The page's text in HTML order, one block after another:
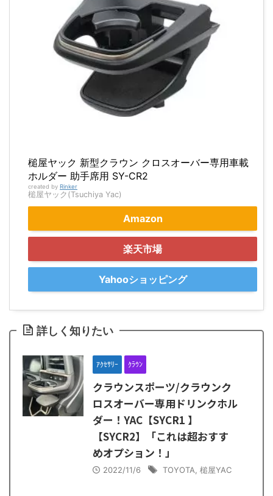
槌屋ヤック 新型クラウン クロスオーバー専用車載
ホルダー 助手席用 SY-CR2
created by Rinker
槌屋ヤック(Tsuchiya Yac)
Amazon
楽天市場
Yahooショッピング
詳しく知りたい
ｱｸｾｻﾘｰ ｸﾗｳﾝ
クラウンスポーツ/クラウンク
ロスオーバー専用ドリンクホル
ダー！YAC【SYCR1 】
【SYCR2】「これは超おすす
めオプション！」
2022/11/6 TOYOTA, 槌屋YAC